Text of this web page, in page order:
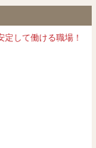
定して働ける職場！